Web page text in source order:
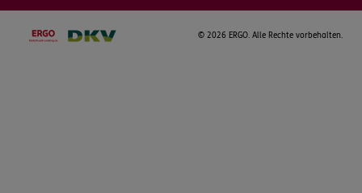
© 2026 ERGO. Alle Rechte vorbehalten.